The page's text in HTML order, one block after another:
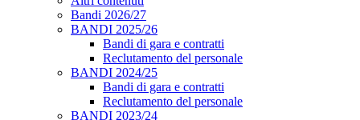
Bandi 2026/27
BANDI 2025/26
Bandi di gara e contratti
Reclutamento del personale
BANDI 2024/25
Bandi di gara e contratti
Reclutamento del personale
BANDI 2023/24